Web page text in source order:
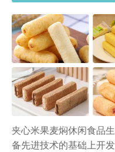
[]
夹心米果麦焖休闲食品
备先进技术的基础上开